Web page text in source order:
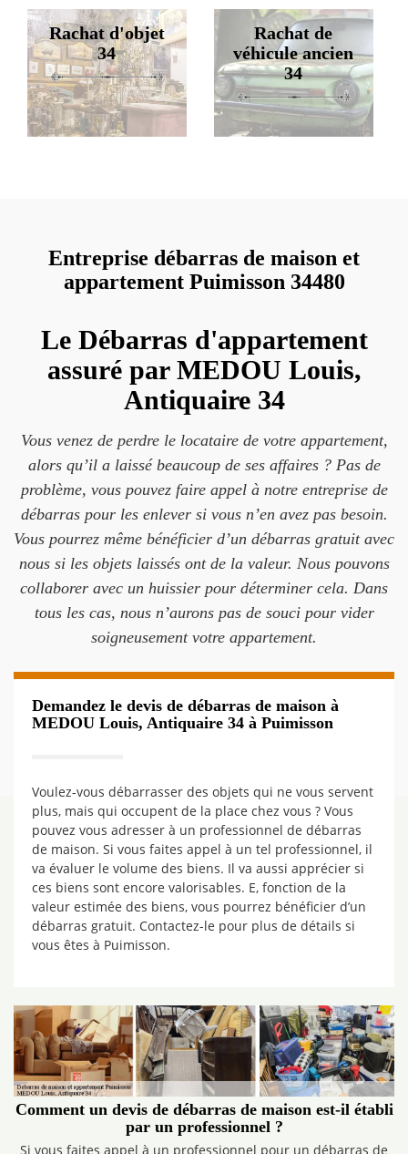
Rachat d'objet
34
Rachat de
véhicule ancien
34
Entreprise débarras de maison et
appartement Puimisson 34480
Le Débarras d'appartement
assuré par MEDOU Louis,
Antiquaire 34
Vous venez de perdre le locataire de votre appartement,
alors qu’il a laissé beaucoup de ses affaires ? Pas de
problème, vous pouvez faire appel à notre entreprise de
débarras pour les enlever si vous n’en avez pas besoin.
Vous pourrez même bénéficier d’un débarras gratuit avec
nous si les objets laissés ont de la valeur. Nous pouvons
collaborer avec un huissier pour déterminer cela. Dans
tous les cas, nous n’aurons pas de souci pour vider
soigneusement votre appartement.
Demandez le devis de débarras de maison à
MEDOU Louis, Antiquaire 34 à Puimisson
Voulez-vous débarrasser des objets qui ne vous servent
plus, mais qui occupent de la place chez vous ? Vous
pouvez vous adresser à un professionnel de débarras
de maison. Si vous faites appel à un tel professionnel, il
va évaluer le volume des biens. Il va aussi apprécier si
ces biens sont encore valorisables. E, fonction de la
valeur estimée des biens, vous pourrez bénéficier d’un
débarras gratuit. Contactez-le pour plus de détails si
vous êtes à Puimisson.
Comment un devis de débarras de maison est-il établi
par un professionnel ?
Si vous faites appel à un professionnel pour un débarras de